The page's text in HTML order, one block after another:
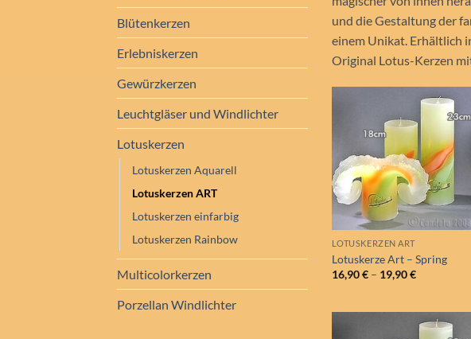
Blütenkerzen
Erlebniskerzen
Gewürzkerzen
Leuchtgläser und Windlichter
Lotuskerzen
Lotuskerzen Aquarell
Lotuskerzen ART
Lotuskerzen einfarbig
Lotuskerzen Rainbow
Multicolorkerzen
Porzellan Windlichter
und die Gestaltung der
einem Unikat. Erhältlich
Original Lotus-Kerzen
Auf die
Wunschliste
LOTUSKERZEN ART
Lotuskerze Art – Spring
16,90€– 19,90€